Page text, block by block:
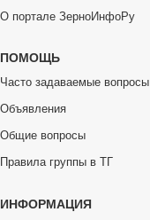
О портале ЗерноИнфоРу
ПОМОЩЬ
Часто задаваемые вопросы
Объявления
Общие вопросы
Правила группы в ТГ
ИНФОРМАЦИЯ